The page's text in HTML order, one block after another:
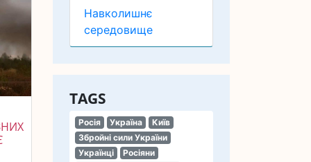
Навколишнє
середовище
TAGS
Росія Україна
Київ
Збройні сили України
Українці
Росіяни